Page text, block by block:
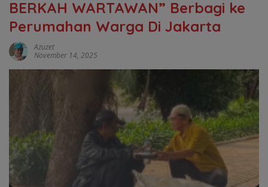
BERKAH WARTAWAN” Berbagi ke
Perumahan Warga Di Jakarta
Azuzet
November 14, 2025